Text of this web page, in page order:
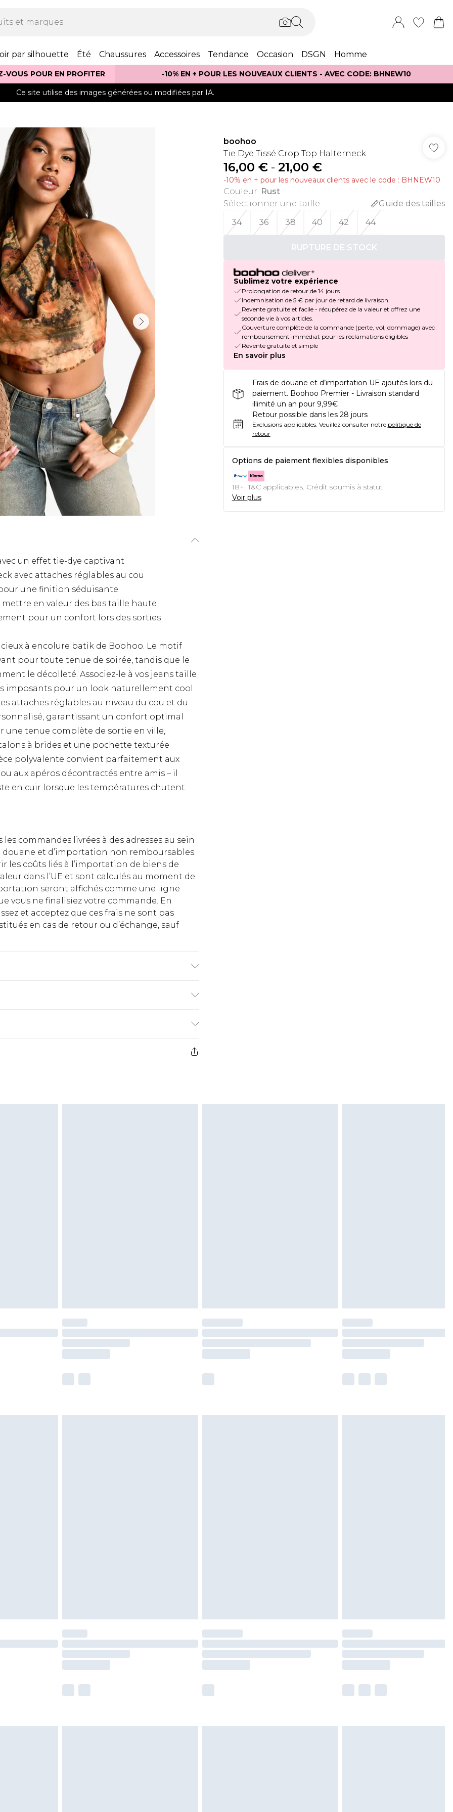
par silhouette Été Chaussures Accessoires Tendance Occasion DSGN Homme
VOUS POUR EN PROFITER -10% EN + POUR LES NOUVEAUX CLIENTS - AVEC CODE: BHNEW10
Ce site utilise des images générées ou modifiées par IA.
un effet tie-dye captivant
avec attaches réglables au cou
une finition séduisante
en valeur des bas taille haute
pour un confort lors des sorties
à encolure batik de Boohoo. Le motif
pour toute tenue de soirée, tandis que le
le décolleté. Associez-le à vos jeans taille
imposants pour un look naturellement cool
attaches réglables au niveau du cou et du
garantissant un confort optimal
une tenue complète de sortie en ville,
à brides et une pochette texturée
polyvalente convient parfaitement aux
aux apéros décontractés entre amis – il
en cuir lorsque les températures chutent.
commandes livrées à des adresses au sein
douane et d’importation non remboursables.
les coûts liés à l’importation de biens de
dans l’UE et sont calculés au moment de
seront affichés comme une ligne
vous ne finalisiez votre commande. En
et acceptez que ces frais ne sont pas
en cas de retour ou d’échange, sauf
€2.99
€9.99
boohoo
Tie Dye Tissé Crop Top Halterneck
16,00 €- 21,00 €
-10% en + pour les nouveaux clients avec le code : BHNEW10
Couleur: Rust
Sélectionner une taille:
Guide des tailles
34
36 38 40 42 44
RUPTURE DE STOCK
Sublimez votre expérience
Prolongation de retour de 14 jours
Indemnisation de 5 € par jour de retard de livraison
Revente gratuite et facile - récupérez de la valeur et offrez une
seconde vie à vos articles.
Couverture complète de la commande (perte, vol, dommage) avec
remboursement immédiat pour les réclamations éligibles
Revente gratuite et simple
En savoir plus
Frais de douane et d’importation UE ajoutés lors du
paiement. Boohoo Premier - Livraison standard
illimité un an pour 9,99€
Retour possible dans les 28 jours
Exclusions applicables. Veuillez consulter notre politique de
retour
Options de paiement flexibles disponibles
18+, T&C applicables. Crédit soumis à statut
Voir plus